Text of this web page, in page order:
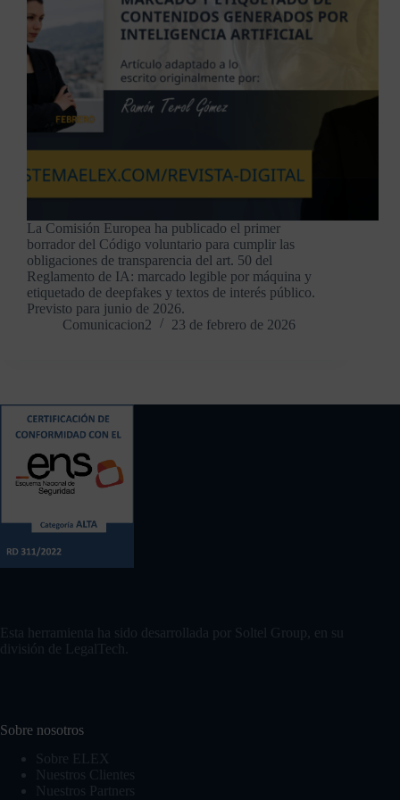
La Comisión Europea ha publicado el primer
borrador del Código voluntario para cumplir las
obligaciones de transparencia del art. 50 del
Reglamento de IA: marcado legible por máquina y
etiquetado de deepfakes y textos de interés público.
Previsto para junio de 2026.
Comunicacion2
23 de febrero de 2026
Contacto
Esta herramienta ha sido desarrollada por Soltel Group, en su
división de LegalTech.
Sobre nosotros
Sobre ELEX
Nuestros Clientes
Nuestros Partners